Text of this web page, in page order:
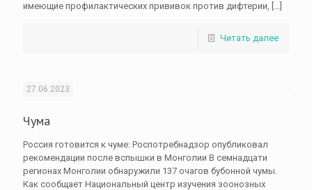
имеющие профилактических прививок против дифтерии, […]
Читать далее
27.06.2023
Чума
Россия готовится к чуме: Роспотребнадзор опубликовал
рекомендации после вспышки в Монголии В семнадцати
регионах Монголии обнаружили 137 очагов бубонной чумы.
Как сообщает Национальный центр изучения зоонозных